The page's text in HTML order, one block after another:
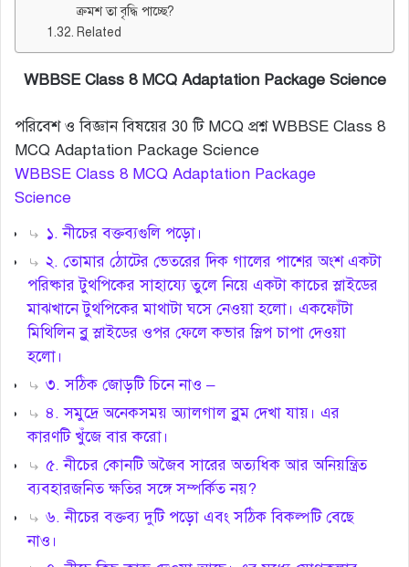
ক্রমশ তা বৃদ্ধি পাচ্ছে?
Related
WBBSE Class 8 MCQ Adaptation Package Science
পরিবেশ ও বিজ্ঞান বিষয়ের 30 টি MCQ প্রশ্ন WBBSE Class 8
MCQ Adaptation Package Science
WBBSE Class 8 MCQ Adaptation Package
Science
১. নীচের বক্তব্যগুলি পড়ো।
২. তোমার ঠোটের ভেতরের দিক গালের পাশের অংশ একটা
পরিষ্কার টুথপিকের সাহায্যে তুলে নিয়ে একটা কাচের স্লাইডের
মাঝখানে টুথপিকের মাথাটা ঘসে নেওয়া হলো। একফোঁটা
মিথিলিন ব্লু স্লাইডের ওপর ফেলে কভার স্লিপ চাপা দেওয়া
হলো।
৩. সঠিক জোড়টি চিনে নাও –
৪. সমুদ্রে অনেকসময় অ্যালগাল ব্লুম দেখা যায়। এর
কারণটি খুঁজে বার করো।
৫. নীচের কোনটি অজৈব সারের অত্যধিক আর অনিয়ন্ত্রিত
ব্যবহারজনিত ক্ষতির সঙ্গে সম্পর্কিত নয়?
৬. নীচের বক্তব্য দুটি পড়ো এবং সঠিক বিকল্পটি বেছে
নাও।